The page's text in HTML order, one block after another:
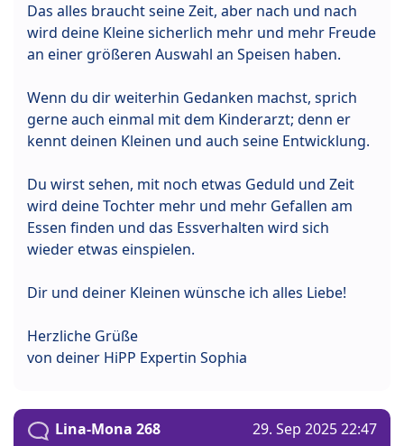
Das alles braucht seine Zeit, aber nach und nach
wird deine Kleine sicherlich mehr und mehr Freude
an einer größeren Auswahl an Speisen haben.
Wenn du dir weiterhin Gedanken machst, sprich
gerne auch einmal mit dem Kinderarzt; denn er
kennt deinen Kleinen und auch seine Entwicklung.
Du wirst sehen, mit noch etwas Geduld und Zeit
wird deine Tochter mehr und mehr Gefallen am
Essen finden und das Essverhalten wird sich
wieder etwas einspielen.
Dir und deiner Kleinen wünsche ich alles Liebe!
Herzliche Grüße
von deiner HiPP Expertin Sophia
Lina-Mona 268 29. Sep 2025 22:47